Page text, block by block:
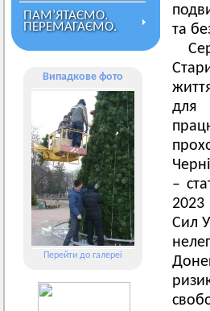
ПАМ’ЯТАЄМО.
ПЕРЕМАГАЄМО.
Випадкове фото
Перейти до галереї
та
для
–
2023
Сил